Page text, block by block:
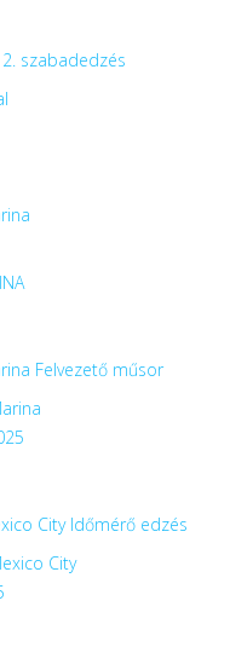
szabadedzés
Felvezető műsor
City Időmérő edzés
City